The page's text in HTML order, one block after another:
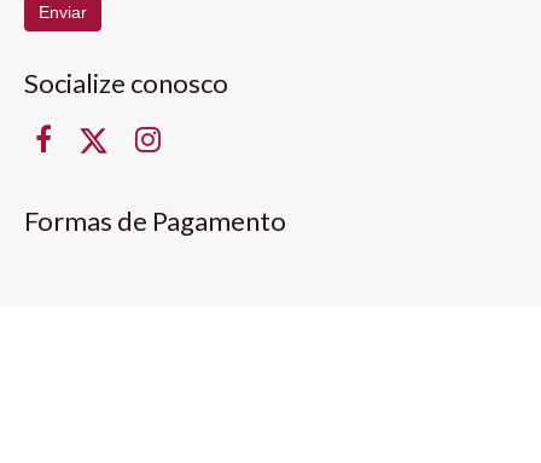
Enviar
Socialize conosco
Formas de Pagamento